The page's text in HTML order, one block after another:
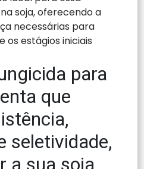
soja, oferecendo a
necessárias para
os estágios iniciais
para
que
seletividade,
a sua soja